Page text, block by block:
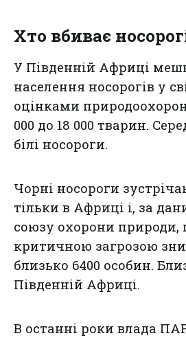
Хто вбиває
У Південній Африці
населення носорогів у
оцінками
000 до 18 000 тварин.
білі носороги.
Чорні носороги
тільки в Африці і, за
союзу охорони природи,
критичною загрозою
близько 6400 особин.
Південній Африці.
В останні роки влада